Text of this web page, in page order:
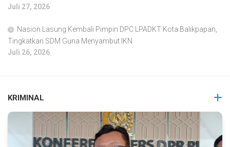
Juli 27, 2026
Nasion Lasung Kembali Pimpin DPC LPADKT Kota Balikpapan,
Tingkatkan SDM Guna Menyambut IKN
Juli 26, 2026
KRIMINAL